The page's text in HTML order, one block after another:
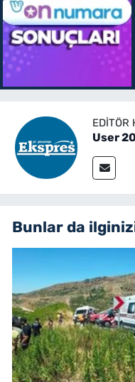
EDITÖR
User 20
Bunlar da